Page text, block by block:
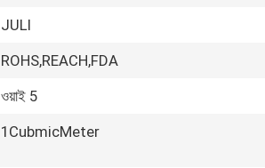
JULI
ROHS,REACH,FDA
ওয়াই 5
1CubmicMeter